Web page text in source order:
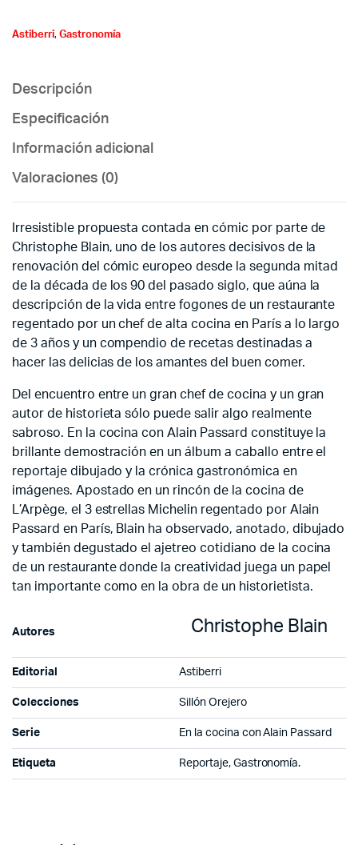
Astiberri, Gastronomía
Descripción
Especificación
Información adicional
Valoraciones (0)
Irresistible propuesta contada en cómic por parte de
Christophe Blain, uno de los autores decisivos de la
renovación del cómic europeo desde la segunda mitad
de la década de los 90 del pasado siglo, que aúna la
descripción de la vida entre fogones de un restaurante
regentado por un chef de alta cocina en París a lo largo
de 3 años y un compendio de recetas destinadas a
hacer las delicias de los amantes del buen comer.
Del encuentro entre un gran chef de cocina y un gran
autor de historieta sólo puede salir algo realmente
sabroso. En la cocina con Alain Passard constituye la
brillante demostración en un álbum a caballo entre el
reportaje dibujado y la crónica gastronómica en
imágenes. Apostado en un rincón de la cocina de
L’Arpège, el 3 estrellas Michelin regentado por Alain
Passard en París, Blain ha observado, anotado, dibujado
y también degustado el ajetreo cotidiano de la cocina
de un restaurante donde la creatividad juega un papel
tan importante como en la obra de un historietista.
Autores Christophe Blain
Editorial Astiberri
Colecciones Sillón Orejero
Serie En la cocina con Alain Passard
Etiqueta Reportaje, Gastronomía.